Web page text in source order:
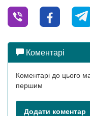
Коментарі
Коментарі до цього
першим
Додати коментар